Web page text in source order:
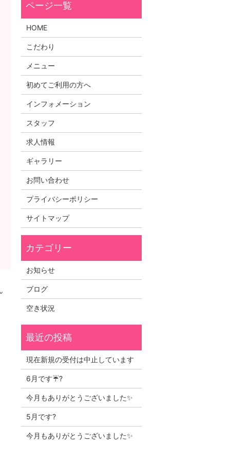
HOME
こだわり
メニュー
初めてご利用の方へ
インフォメーション
スタッフ
求人情報
ギャラリー
お問い合わせ
プライバシーポリシー
サイトマップ
お知らせ
ブログ
空き状況
現在新規の受付は中止しています
6月です☔?
今月もありがとうございました✨
5月です?
今月もありがとうございました✨